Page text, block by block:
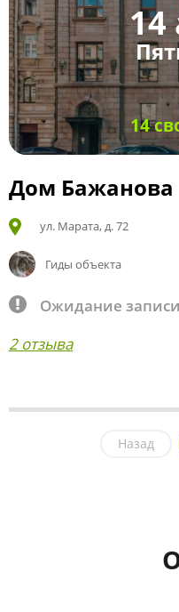
14
14
Дом Бажанова
ул. Марата, д. 72
Гиды объекта
Ожидание записи
2 отзыва
Назад